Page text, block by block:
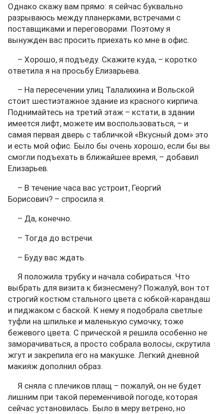
Однако скажу вам прямо: я сейчас буквально
разрываюсь между планерками, встречами с
поставщиками и переговорами. Поэтому я
вынужден вас просить приехать ко мне в офис.
– Хорошо, я подъеду. Скажите куда, – коротко
ответила я на просьбу Елизарьева.
– На пересечении улиц Талалихина и Вольской
стоит шестиэтажное здание из красного кирпича.
Поднимайтесь на третий этаж – кстати, в здании
имеется лифт, можете им воспользоваться, – и
самая первая дверь с табличкой «Вкусный дом» это
и есть мой офис. Было бы очень хорошо, если бы вы
смогли подъехать в ближайшее время, – добавил
Елизарьев.
– В течение часа вас устроит, Георгий
Борисович? – спросила я.
– Да, конечно.
– Тогда до встречи.
– Буду вас ждать.
Я положила трубку и начала собираться. Что
выбрать для визита к бизнесмену? Пожалуй, вон тот
строгий костюм стального цвета с юбкой-карандаш
и пиджаком с баской. К нему я подобрала светлые
туфли на шпильке и маленькую сумочку, тоже
бежевого цвета. С прической я решила особенно не
заморачиваться, а просто собрала волосы, скрутила
жгут и закрепила его на макушке. Легкий дневной
макияж дополнил образ.
Я сняла с плечиков плащ – пожалуй, он не будет
лишним при такой переменчивой погоде, которая
сейчас установилась. Было в меру ветрено, но